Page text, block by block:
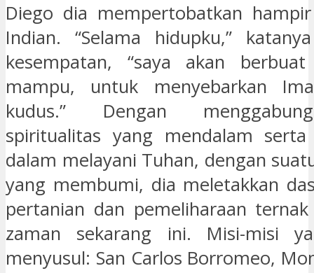
Diego dia mempertobatkan
Indian. “Selama hidupku,”
kesempatan, “saya akan
mampu, untuk menyebarkan
kudus.” Dengan
spiritualitas yang mendalam serta
dalam melayani Tuhan, dengan
yang membumi, dia meletakkan
pertanian dan pemeliharaan
zaman sekarang ini. Misi-misi
menyusul: San Carlos Borromeo,